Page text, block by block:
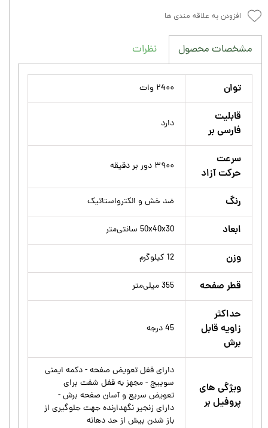
افزودن به علاقه مندی ها
مشخصات محصول نظرات
توان ۲4۰۰ وات
قابلیت
فارسی بر
دارد
سرعت
حرکت آزاد
۳۹۰۰ دور بر دقیقه
رنگ ضد خش و الکترواستاتیک
ابعاد 50x40x30 سانتی‌متر
وزن 12 کیلوگرم
قطر صفحه 355 میلی‌متر
حداکثر
زاویه قابل
برش
45 درجه
ویژگی های
پروفیل بر
دارای قفل تعویض صفحه - دکمه ایمنی
سوییچ - مجهز به قفل شفت برای
تعویض سریع و آسان صفحه برش -
دارای زنجیر نگهدارنده جهت جلوگیری از
باز شدن بیش از حد دهانه